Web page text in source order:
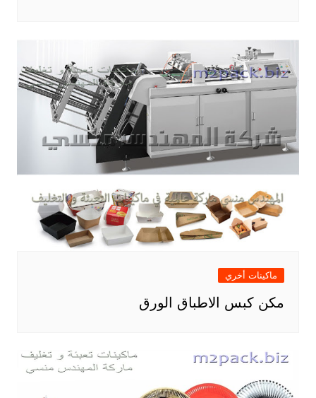
ماكينات أخري
مكن كبس الاطباق الورق